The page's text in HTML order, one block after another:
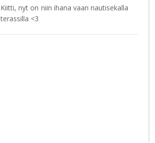
Kiitti, nyt on niin ihana vaan nautisekalla
terassilla <3